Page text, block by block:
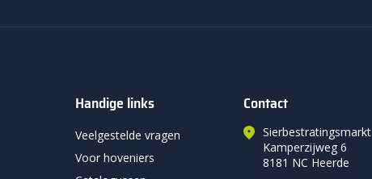
Handige links
Veelgestelde vragen
Voor hoveniers
Contact
Sierbestratingsmarkt
Kamperzijweg 6
8181 NC Heerde